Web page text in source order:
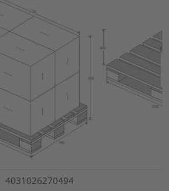
4031026270494